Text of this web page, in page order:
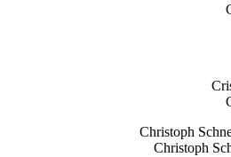
Christoph